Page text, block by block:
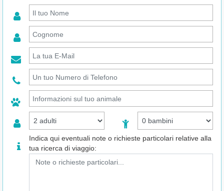
Indica qui eventuali note o richieste particolari relative alla
tua ricerca di viaggio: